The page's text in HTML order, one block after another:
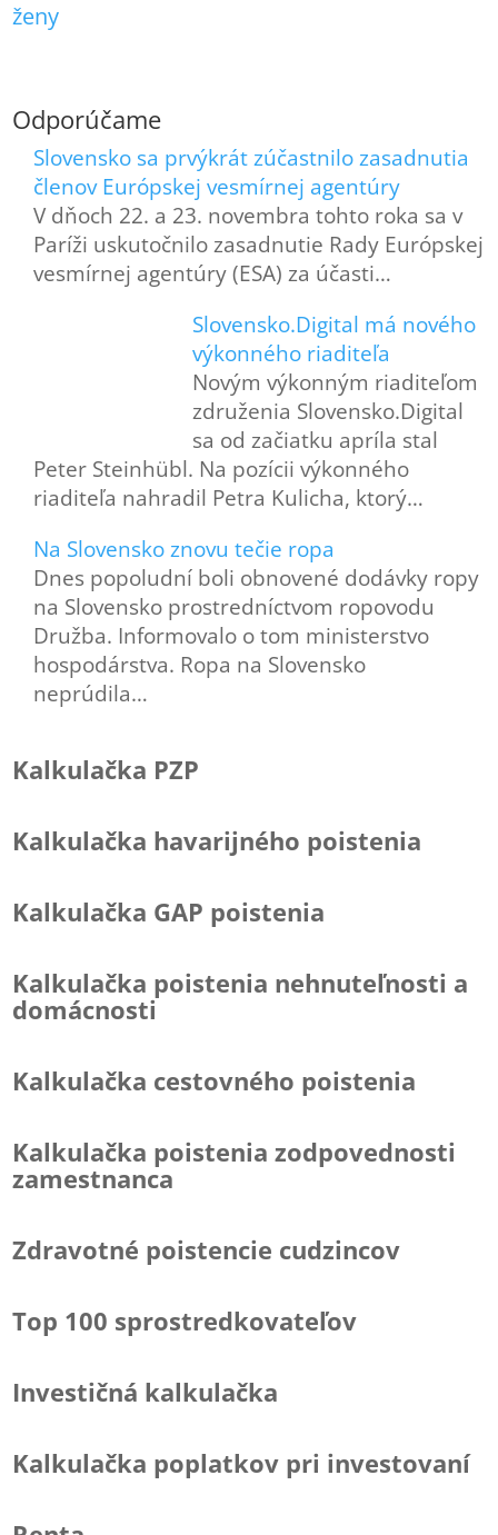
ženy
Odporúčame
Slovensko sa prvýkrát zúčastnilo zasadnutia
členov Európskej vesmírnej agentúry
V dňoch 22. a 23. novembra tohto roka sa v
Paríži uskutočnilo zasadnutie Rady Európskej
vesmírnej agentúry (ESA) za účasti…
Slovensko.Digital má nového
výkonného riaditeľa
Novým výkonným riaditeľom
združenia Slovensko.Digital
sa od začiatku apríla stal
Peter Steinhübl. Na pozícii výkonného
riaditeľa nahradil Petra Kulicha, ktorý…
Na Slovensko znovu tečie ropa
Dnes popoludní boli obnovené dodávky ropy
na Slovensko prostredníctvom ropovodu
Družba. Informovalo o tom ministerstvo
hospodárstva. Ropa na Slovensko
neprúdila…
Kalkulačka PZP
Kalkulačka havarijného poistenia
Kalkulačka GAP poistenia
Kalkulačka poistenia nehnuteľnosti a
domácnosti
Kalkulačka cestovného poistenia
Kalkulačka poistenia zodpovednosti
zamestnanca
Zdravotné poistencie cudzincov
Top 100 sprostredkovateľov
Investičná kalkulačka
Kalkulačka poplatkov pri investovaní